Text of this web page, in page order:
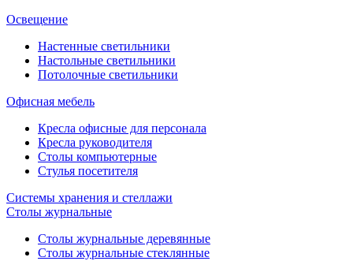
Освещение
Настенные светильники
Настольные светильники
Потолочные светильники
Офисная мебель
Кресла офисные для персонала
Кресла руководителя
Столы компьютерные
Стулья посетителя
Системы хранения и стеллажи
Столы журнальные
Столы журнальные деревянные
Столы журнальные стеклянные